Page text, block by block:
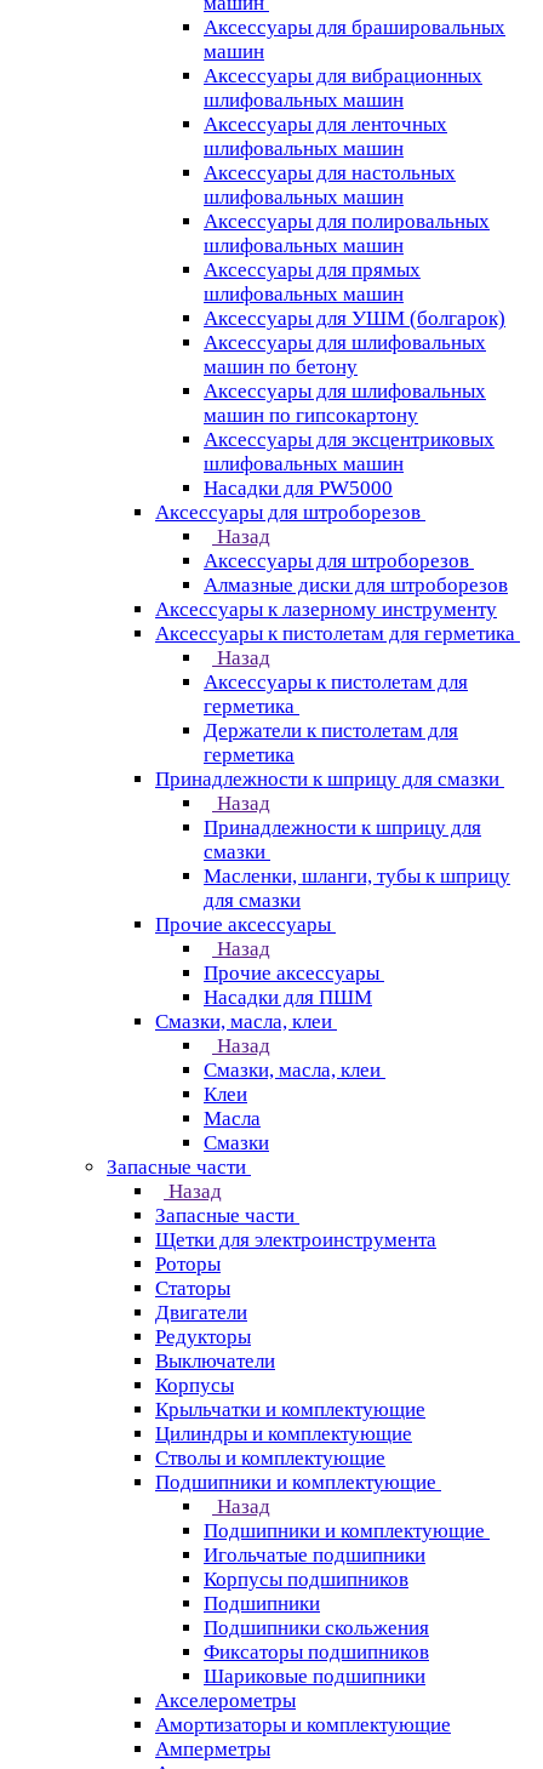
Аксессуары для брашировальных
машин
Аксессуары для вибрационных
шлифовальных машин
Аксессуары для ленточных
шлифовальных машин
Аксессуары для настольных
шлифовальных машин
Аксессуары для полировальных
шлифовальных машин
Аксессуары для прямых
шлифовальных машин
Аксессуары для УШМ (болгарок)
Аксессуары для шлифовальных
машин по бетону
Аксессуары для шлифовальных
машин по гипсокартону
Аксессуары для эксцентриковых
шлифовальных машин
Насадки для PW5000
Аксессуары для штроборезов
Назад
Аксессуары для штроборезов
Алмазные диски для штроборезов
Аксессуары к лазерному инструменту
Аксессуары к пистолетам для герметика
Назад
Аксессуары к пистолетам для
герметика
Держатели к пистолетам для
герметика
Принадлежности к шприцу для смазки
Назад
Принадлежности к шприцу для
смазки
Масленки, шланги, тубы к шприцу
для смазки
Прочие аксессуары
Назад
Прочие аксессуары
Насадки для ПШМ
Смазки, масла, клеи
Назад
Смазки, масла, клеи
Клеи
Масла
Смазки
Запасные части
Назад
Запасные части
Щетки для электроинструмента
Роторы
Статоры
Двигатели
Редукторы
Выключатели
Корпусы
Крыльчатки и комплектующие
Цилиндры и комплектующие
Стволы и комплектующие
Подшипники и комплектующие
Назад
Подшипники и комплектующие
Игольчатые подшипники
Корпусы подшипников
Подшипники
Подшипники скольжения
Фиксаторы подшипников
Шариковые подшипники
Акселерометры
Амортизаторы и комплектующие
Амперметры